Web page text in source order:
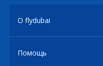
О flydubai
Помощь